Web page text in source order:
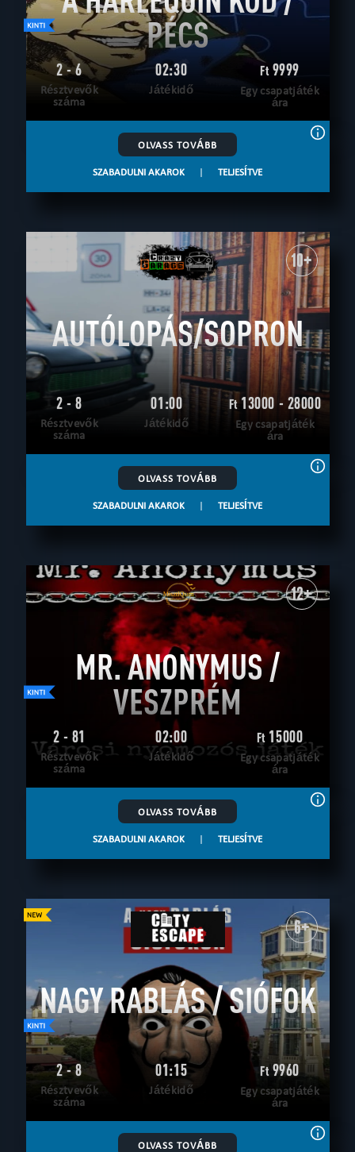
PÉCS
2 - 6
Résztvevők
száma
02:30
Játékidő
Ft9999
Egy csapatjáték
ára
OLVASS TOVÁBB
SZABADULNI AKAROK | TELJESÍTVE
10+
AUTÓLOPÁS/SOPRON
2 - 8
Résztvevők
száma
01:00
Játékidő
Ft13000 - 28000
Egy csapatjáték
ára
OLVASS TOVÁBB
SZABADULNI AKAROK | TELJESÍTVE
12+
MR. ANONYMUS /
VESZPRÉM
2 - 81
Résztvevők
száma
02:00
Játékidő
Ft15000
Egy csapatjáték
ára
OLVASS TOVÁBB
SZABADULNI AKAROK | TELJESÍTVE
6+
NAGY RABLÁS / SIÓFOK
2 - 8
Résztvevők
száma
01:15
Játékidő
Ft9960
Egy csapatjáték
ára
OLVASS TOVÁBB